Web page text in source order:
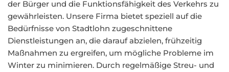
der Bürger und die Funktionsfähigkeit des Verkehrs zu
gewährleisten. Unsere Firma bietet speziell auf die
Bedürfnisse von Stadtlohn zugeschnittene
Dienstleistungen an, die darauf abzielen, frühzeitig
Maßnahmen zu ergreifen, um mögliche Probleme im
Winter zu minimieren. Durch regelmäßige Streu- und